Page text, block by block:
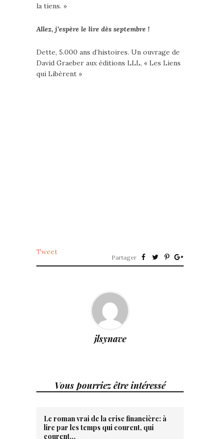
la tiens. »
Allez, j’espère le lire dès septembre !
Dette, 5.000 ans d’histoires. Un ouvrage de
David Graeber aux éditions LLL, « Les Liens
qui Libèrent »
Tweet
Partager
jlsynave
Vous pourriez être intéressé
Le roman vrai de la crise financière: à
lire par les temps qui courent, qui
courent…